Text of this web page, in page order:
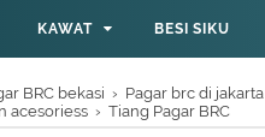
KAWAT BESI SIKU
BRC bekasi › Pagar brc di jakarta
acesoriess › Tiang Pagar BRC